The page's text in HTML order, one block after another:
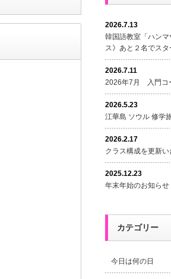
2026.7.13
韓国語教室「ハン
ス》あと２名でスタ
2026.7.11
2026年7月 入門コ
2026.5.23
江華島 ソウル 修学
2026.2.17
クラス構成を更新い
2025.12.23
年末年始のお知らせ
カテゴリー
今日は何の日